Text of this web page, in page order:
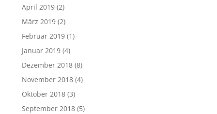
April 2019(2)
März 2019(2)
Februar 2019(1)
Januar 2019(4)
Dezember 2018(8)
November 2018(4)
Oktober 2018(3)
September 2018(5)